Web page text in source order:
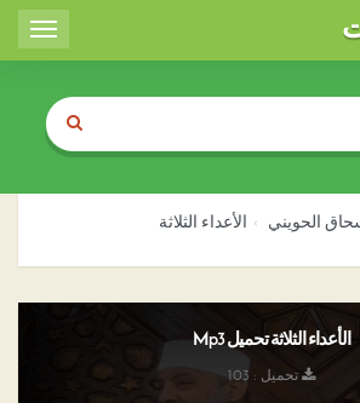
Toggle
الحويني الأعداء الثلاثة
الأعداء الثلاثة تحميل Mp3
تحميل : 103